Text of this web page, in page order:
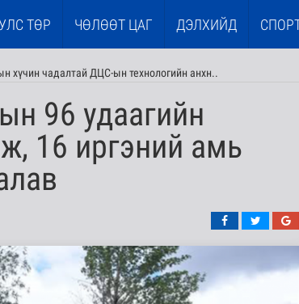
ТӨР ЧӨЛӨӨТ ЦАГ ДЭЛХИЙД
хүчин чадалтай ДЦС-ын технологийн анхн..
96 удаагийн
16 иргэний амь